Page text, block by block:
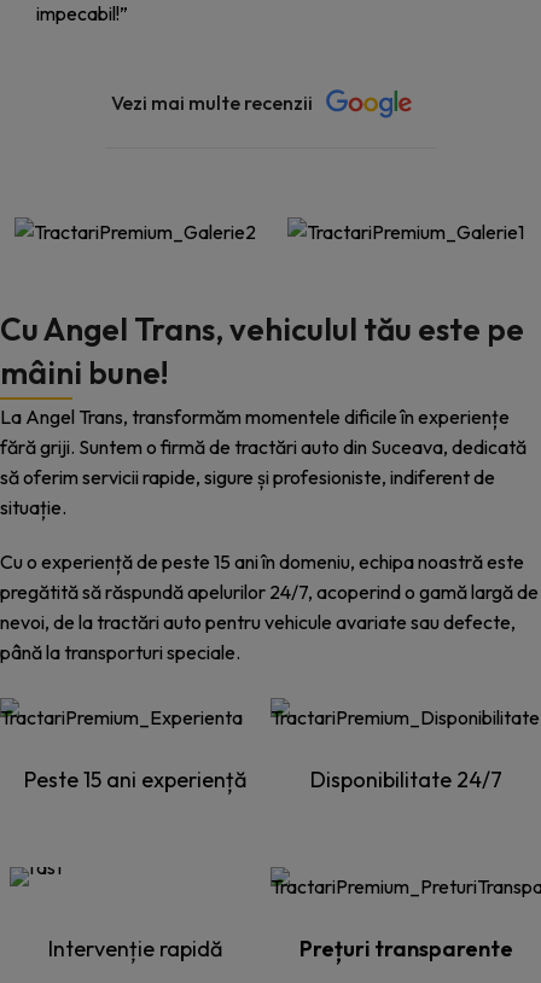
impecabil!”
Vezi mai multe recenzii
Cu Angel Trans, vehiculul tău este pe
mâini bune!
La Angel Trans, transformăm momentele dificile în experiențe
fără griji. Suntem o firmă de tractări auto din Suceava, dedicată
să oferim servicii rapide, sigure și profesioniste, indiferent de
situație.
Cu o experiență de peste 15 ani în domeniu, echipa noastră este
pregătită să răspundă apelurilor 24/7, acoperind o gamă largă de
nevoi, de la tractări auto pentru vehicule avariate sau defecte,
până la transporturi speciale.
Peste 15 ani experiență
Intervenție rapidă
Disponibilitate 24/7
Prețuri transparente